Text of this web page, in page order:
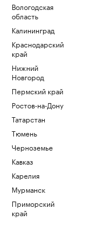
Вологодская
область
Калининград
Краснодарский
край
Нижний
Новгород
Пермский край
Ростов-на-Дону
Татарстан
Тюмень
Черноземье
Кавказ
Карелия
Мурманск
Приморский
край